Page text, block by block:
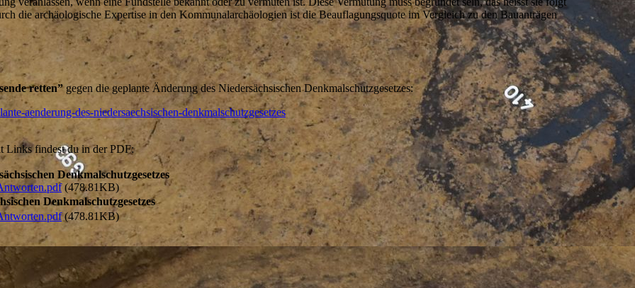
die archäologische Expertise in den Kommunalarchäologien ist die Beauflagungsquote im Vergleich zu den Bauanträgen
retten”gegen die geplante Änderung des Niedersächsischen Denkmalschutzgesetzes:
aenderung-des-niedersaechsischen-denkmalschutzgesetzes
Links findest du in der PDF:
Denkmalschutzgesetzes
(478.81KB)
Denkmalschutzgesetzes
(478.81KB)